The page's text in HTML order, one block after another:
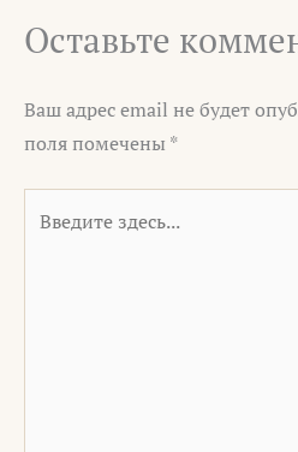
Оставьте
Ваш адрес email не будет
поля помечены *
здесь...